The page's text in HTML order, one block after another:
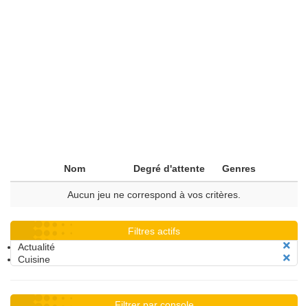
Nom Degré d'attente Genres
Aucun jeu ne correspond à vos critères.
Filtres actifs
Actualité
Cuisine